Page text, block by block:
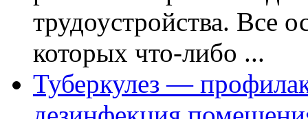
трудоустройства. Все
которых что-либо ...
Туберкулез —